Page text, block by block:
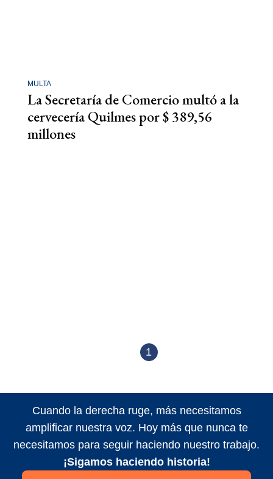
MULTA
La Secretaría de Comercio multó a la
cervecería Quilmes por $ 389,56
millones
1
Cuando la derecha ruge, más necesitamos
amplificar nuestra voz. Hoy más que nunca te
necesitamos para seguir haciendo nuestro trabajo.
¡Sigamos haciendo historia!